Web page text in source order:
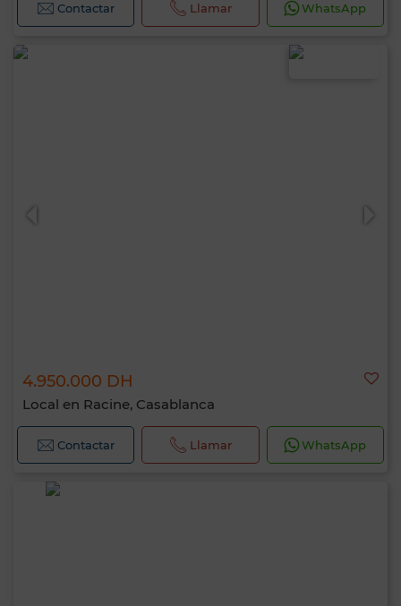
Contactar Llamar WhatsApp
4.950.000 DH
Local en Racine, Casablanca
Contactar Llamar WhatsApp